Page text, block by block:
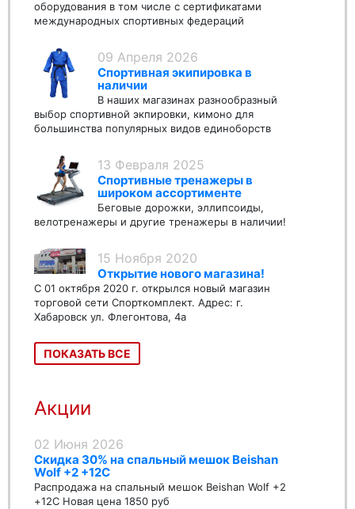
оборудования в том числе с сертификатами
международных спортивных федераций
09 Апреля 2026
Спортивная экипировка в
наличии
В наших магазинах разнообразный
выбор спортивной экпировки, кимоно для
большинства популярных видов единоборств
13 Февраля 2025
Спортивные тренажеры в
широком ассортименте
Беговые дорожки, эллипсоиды,
велотренажеры и другие тренажеры в наличии!
15 Ноября 2020
Открытие нового магазина!
С 01 октября 2020 г. открылся новый магазин
торговой сети Спорткомплект. Адрес: г.
Хабаровск ул. Флегонтова, 4а
ПОКАЗАТЬ ВСЕ
Акции
02 Июня 2026
Скидка 30% на спальный мешок Beishan
Wolf +2 +12C
Распродажа на спальный мешок Beishan Wolf +2
+12C Новая цена 1850 руб